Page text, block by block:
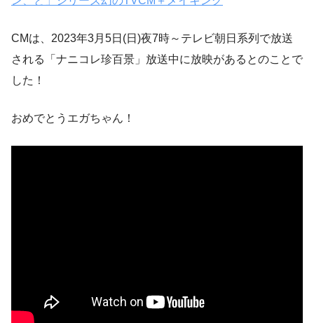
CMは、2023年3月5日(日)夜7時～テレビ朝日系列で放送
される「ナニコレ珍百景」放送中に放映があるとのことで
した！
おめでとうエガちゃん！